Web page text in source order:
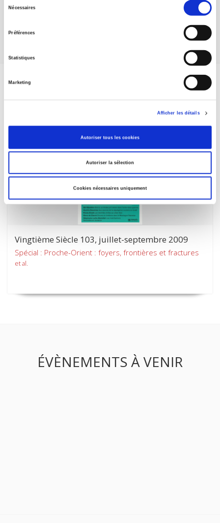
Nécessaires
Préférences
Statistiques
Marketing
Afficher les détails
Autoriser tous les cookies
Autoriser la sélection
Cookies nécessaires uniquement
Share
TITRES LIÉS
Vingtième Siècle 103, juillet-septembre 2009
Spécial : Proche-Orient : foyers, frontières et fractures
et al.
ÉVÈNEMENTS À VENIR